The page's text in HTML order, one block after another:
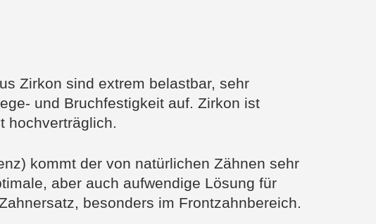
Zirkon sind extrem belastbar, sehr
und Bruchfestigkeit auf. Zirkon ist
hochverträglich.
kommt der von natürlichen Zähnen sehr
aber auch aufwendige Lösung für
besonders im Frontzahnbereich.